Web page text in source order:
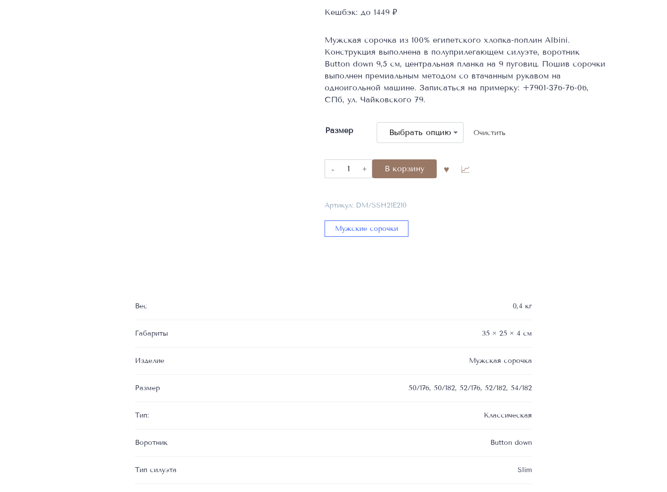
Кешбэк: до 1449 ₽
Мужская сорочка из 100% египетского хлопка-поплин Albini.
Конструкция выполнена в полуприлегающем силуэте, воротник
Button down 9,5 см, центральная планка на 9 пуговиц. Пошив сорочки
выполнен премиальным методом со втачанным рукавом на
одноигольной машине. Записаться на примерку: +7901-376-76-06,
СПб, ул. Чайковского 79.
Размер Очистить
Количество
товара
сорочка,
арт:
DM/SSH21E210,
состав
В корзину
Артикул: DM/SSH21E210
Мужские сорочки
Вес 0,4 кг
Габариты 35 × 25 × 4 см
Изделие Мужская сорочка
Размер 50/176, 50/182, 52/176, 52/182, 54/182
Тип: Классическая
Воротник Button down
Тип силуэта Slim